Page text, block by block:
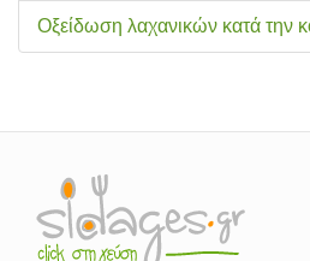
Οξείδωση λαχανικών κατά την